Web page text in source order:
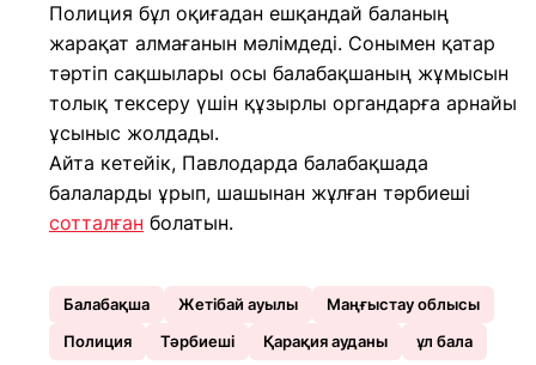
Полиция бұл оқиғадан ешқандай баланың
жарақат алмағанын мәлімдеді. Сонымен қатар
тәртіп сақшылары осы балабақшаның жұмысын
толық тексеру үшін құзырлы органдарға арнайы
ұсыныс жолдады.
Айта кетейік, Павлодарда балабақшада
балаларды ұрып, шашынан жұлған тәрбиеші
сотталған болатын.
Балабақша Жетібай ауылы
Маңғыстау облысы
Полиция
Тәрбиеші Қарақия ауданы ұл бала